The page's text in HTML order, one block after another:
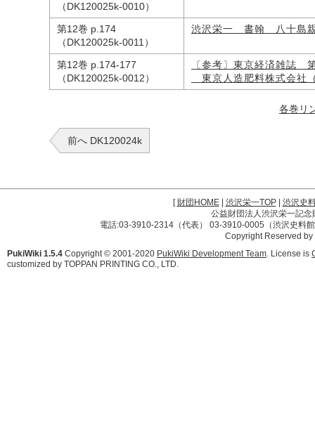
（DK120025k-0010）
第12巻 p.174
（DK120025k-0011）
渋沢栄一 書翰 八十島親
第12巻 p.174-177
（DK120025k-0012）
〔参考〕東京経済雑誌
東京人造肥料株式会社
各巻リ
前へ DK120024k
[財団HOME| 渋沢栄一TOP| 渋沢史
公益財団法人渋沢栄一記
電話:03-3910-2314（代表） 03-3910-0005（渋沢史料
Copyright Reserved
PukiWiki 1.5.4 Copyright © 2001-2020 PukiWiki Development Team. License is
customized by TOPPAN PRINTING CO., LTD.